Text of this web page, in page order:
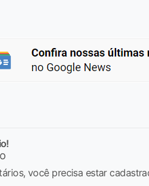
você precisa estar